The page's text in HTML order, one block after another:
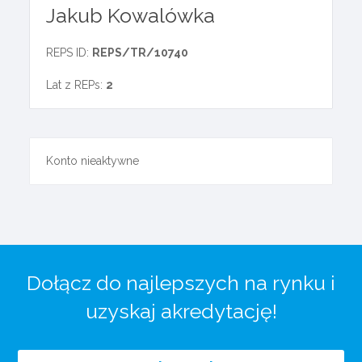
Jakub Kowalówka
REPS ID: REPS/TR/10740
Lat z REPs: 2
Konto nieaktywne
Dołącz do najlepszych na rynku i
uzyskaj akredytację!